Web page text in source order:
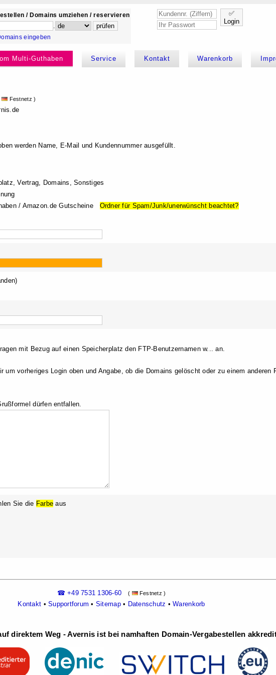
/ Domains umziehen / reservieren
.
eingeben
✅
Login
Multi-Guthaben Service Kontakt Warenkorb
Festnetz )
nis.de
werden Name, E-Mail und Kundennummer ausgefüllt.
Vertrag, Domains, Sonstiges
/ Amazon.de Gutscheine
Ordner für Spam/Junk/unerwünscht beachtet?
mit Bezug auf einen Speicherplatz den FTP-Benutzernamen w... an.
um vorheriges Login oben und Angabe, ob die Domains gelöscht oder zu einem anderen
dürfen entfallen.
Sie die Farbe aus
☎ +49 7531 1306-60 ( Festnetz )
Kontakt •Supportforum • Sitemap• Datenschutz •Warenkorb
direktem Weg - Avernis ist bei namhaften Domain-Vergabestellen